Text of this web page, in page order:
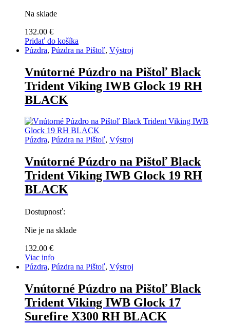
Na sklade
132.00 €
Pridať do košíka
Púzdra, Púzdra na Pištoľ, Výstroj
Vnútorné Púzdro na Pištoľ Black
Trident Viking IWB Glock 19 RH
BLACK
Púzdra, Púzdra na Pištoľ, Výstroj
Vnútorné Púzdro na Pištoľ Black
Trident Viking IWB Glock 19 RH
BLACK
Dostupnosť:
Nie je na sklade
132.00 €
Viac info
Púzdra, Púzdra na Pištoľ, Výstroj
Vnútorné Púzdro na Pištoľ Black
Trident Viking IWB Glock 17
Surefire X300 RH BLACK